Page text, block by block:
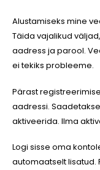
Alustamiseks mine
Täida vajalikud
aadress ja parool.
ei tekiks probleeme.
Pärast
aadressi.
aktiveerida. Ilma
Logi sisse oma
automaatselt lisatud.